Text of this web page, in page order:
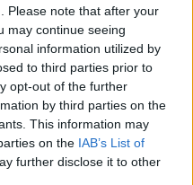
Please note that after your
may continue seeing
information utilized by
to third parties prior to
opt-out of the further
by third parties on the
This information may
on the IAB’s List of
further disclose it to other
Kvůli vysokým letním
teplotám pracovníci pražské
záchranné stanice pro volně
žijící živočichy přijímají více
zvířat, nejčastěji
nebo veverek. ČTK to
Během současné vlny veder
při první letošní vlně horka